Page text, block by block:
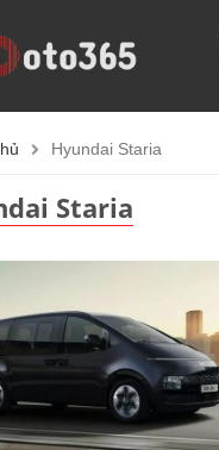
Hyundai Staria
Staria